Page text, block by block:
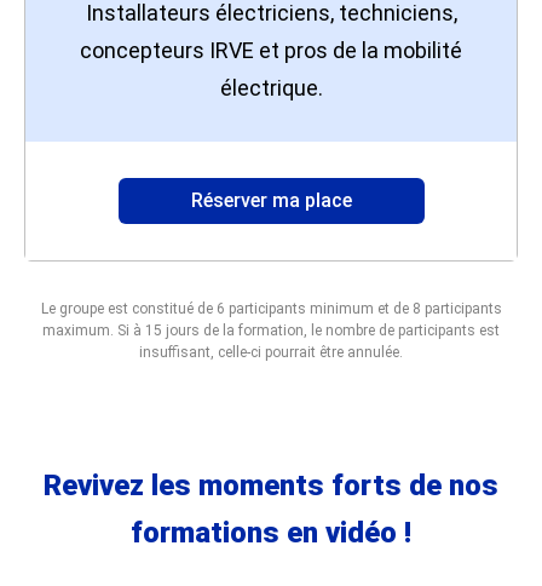
Installateurs électriciens, techniciens,
concepteurs IRVE et pros de la mobilité
électrique.
Réserver ma place
Le groupe est constitué de 6 participants minimum et de 8 participants
maximum. Si à 15 jours de la formation, le nombre de participants est
insuffisant, celle-ci pourrait être annulée.
Revivez les moments forts de nos
formations en vidéo !